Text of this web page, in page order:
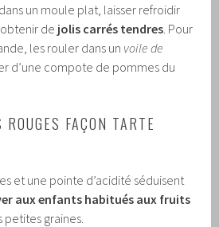
un moule plat, laisser refroidir
de jolis carrés tendres . Pour
les rouler dans un voile de
d’une compote de pommes du
FAÇON TARTE
et une pointe d’acidité séduisent
aux enfants habitués aux fruits
graines.